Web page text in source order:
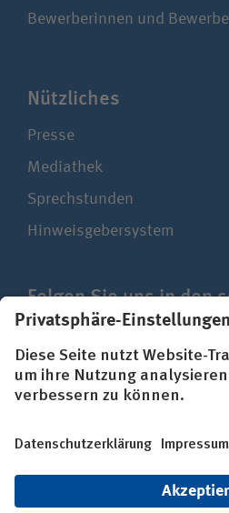
Bewerberinnen und
Nützliches
Presse
Mediathek
Sprechstunden
Hinweisgebersystem
Folgen Sie uns in den
Netzwerken
Impressum
Erklärung zur